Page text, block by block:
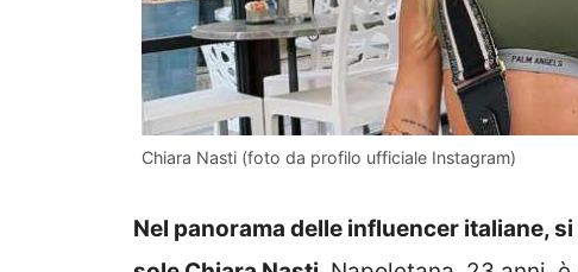
Chiara Nasti (foto da profilo ufficiale Instagram)
Nel panorama delle influencer italiane,